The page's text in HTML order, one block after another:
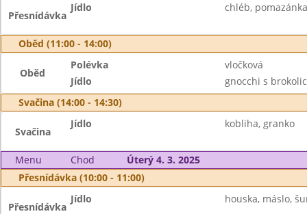
Přesnídávka
Jídlo chléb,
Oběd (11:00 - 14:00)
Oběd
Polévka
vločková
Jídlo
gnocchi s
Svačina (14:00 - 14:30)
Svačina
Jídlo kobliha, granko
Menu Chod
Úterý 4. 3. 2025
Přesnídávka (10:00 - 11:00)
Přesnídávka
Jídlo houska, máslo,